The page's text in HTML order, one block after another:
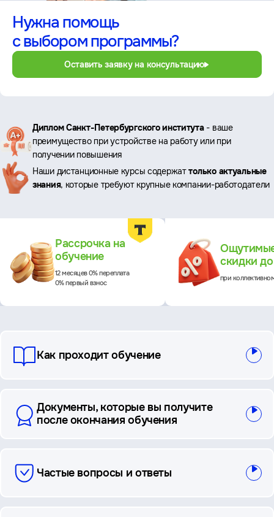
Нужна помощь
с выбором программы?
Оставить заявку на консультацию
Ключевые
преимущества
Диплом Санкт-Петербургского института- ваше
преимущество при устройстве на работу или при
получении повышения
Наши дистанционные курсы содержаттолько актуальные
знания, которые требуют крупные компании-работодатели
Рассрочка на
обучение
12 месяцев 0% переплата
0% первый взнос
скидки
при
вопросы
Как проходит обучение
Документы, которые вы получите
после окончания обучения
Частые вопросы и ответы